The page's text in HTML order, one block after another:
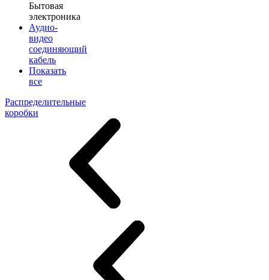
Бытовая
электроника
Аудио-
видео
соединяющий
кабель
Показать
все
Распределительные
коробки